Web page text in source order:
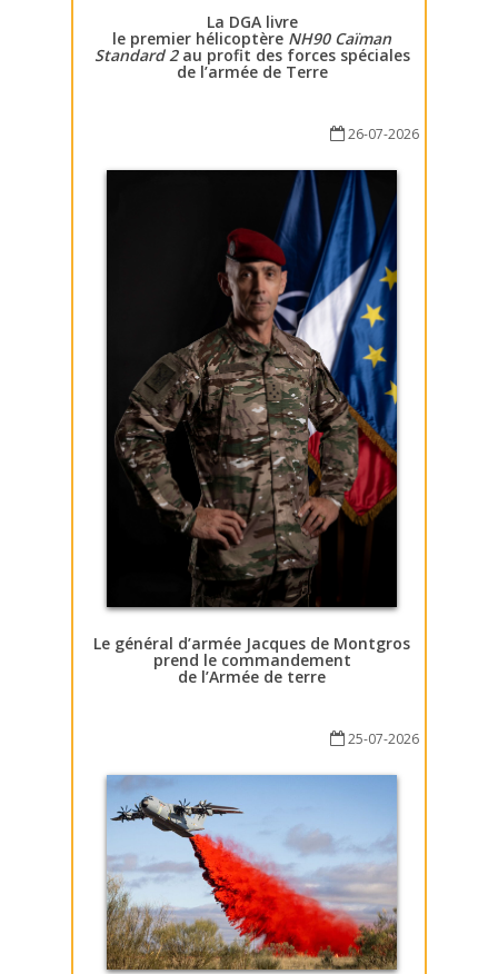
La DGA livre
le premier hélicoptère NH90 Caïman
Standard 2au profit des forces spéciales
de l’armée de Terre
26-07-2026
Le général d’armée Jacques de Montgros
prend le commandement
de l’Armée de terre
25-07-2026